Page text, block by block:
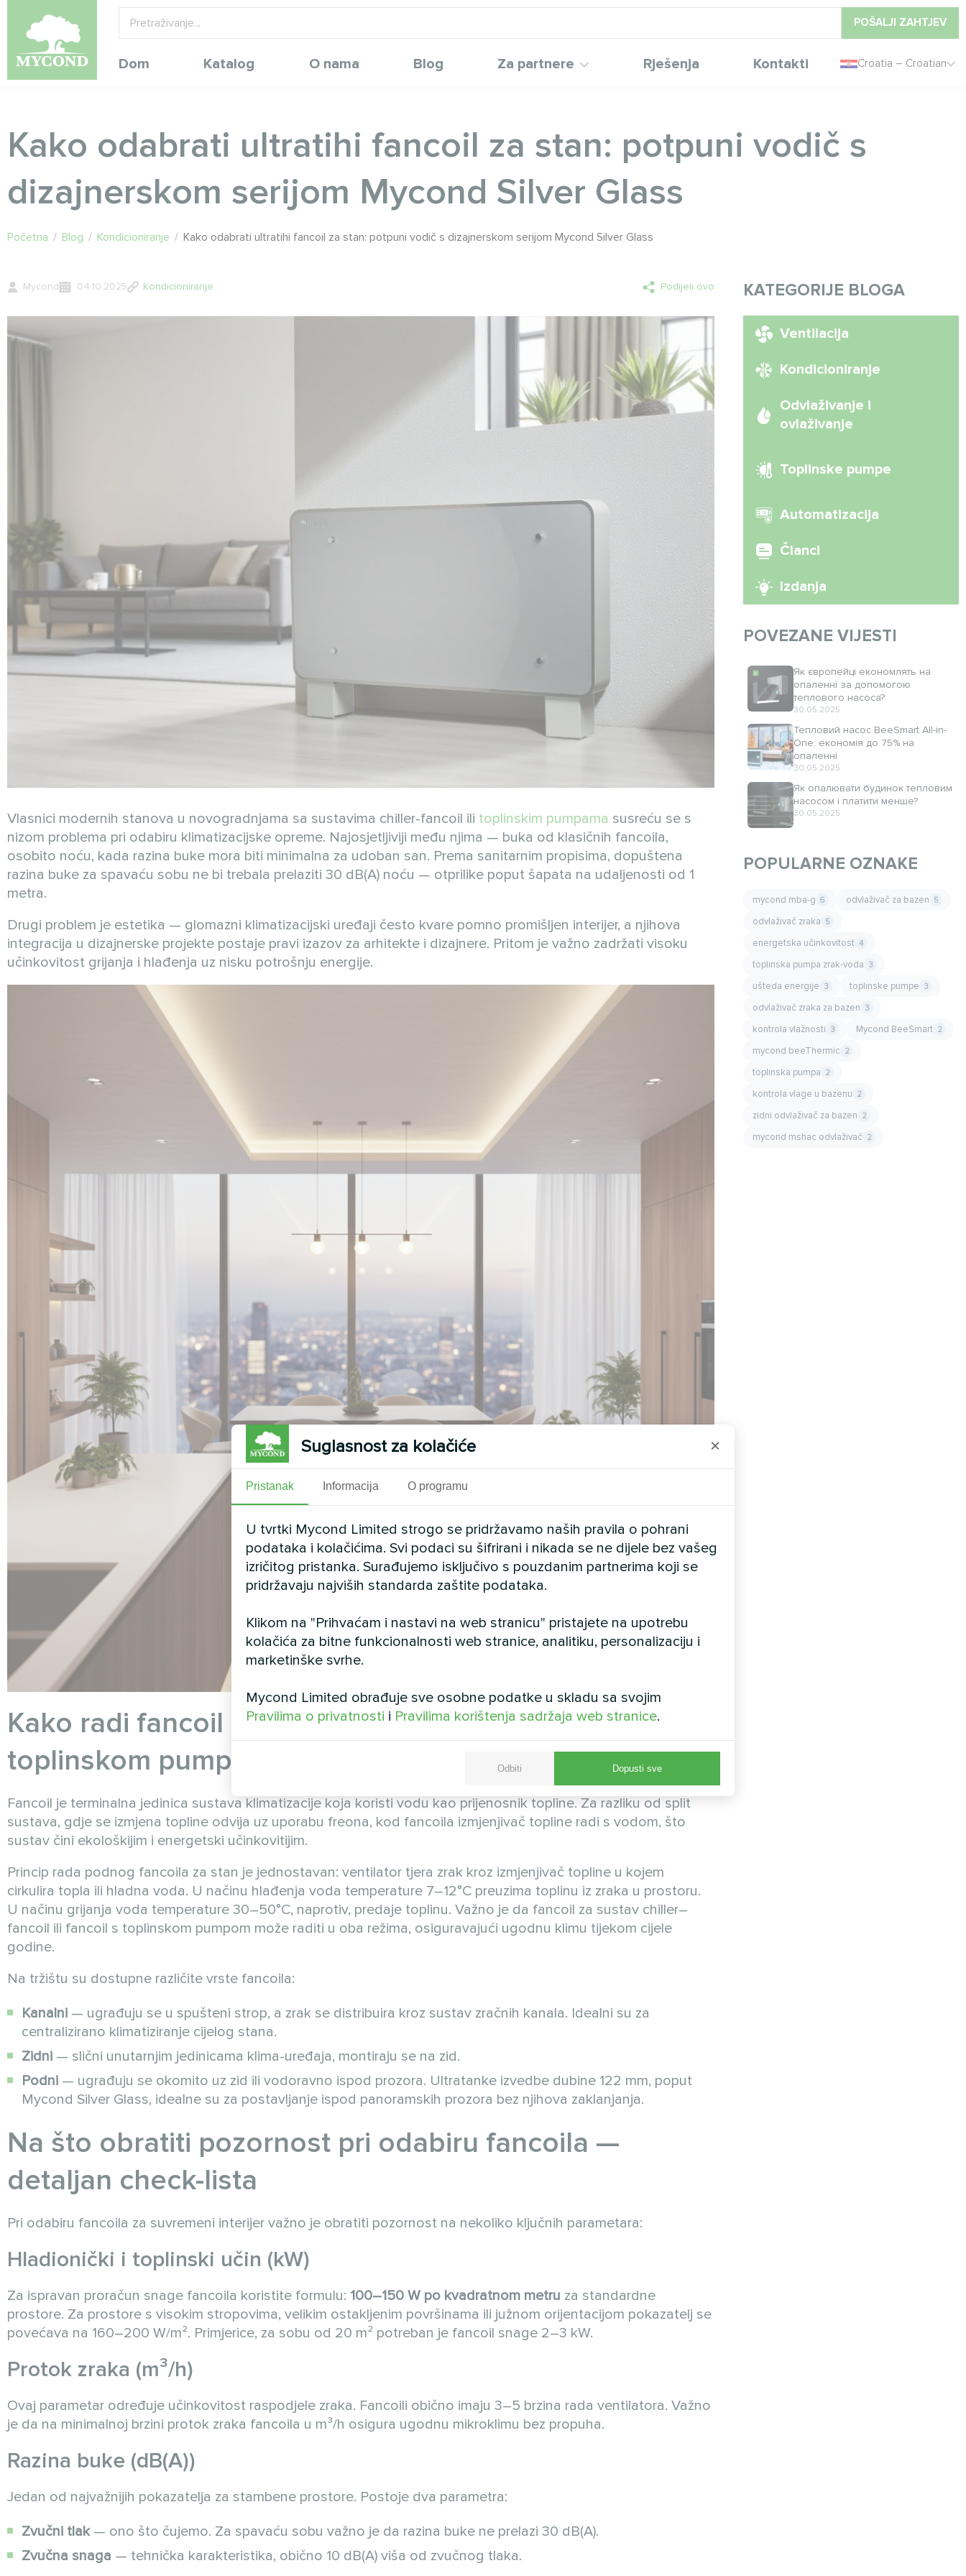
POŠALJI ZAHTJEV
Dom Katalog O nama Blog Za partnere Rješenja Kontakti Croatia – Croatian
Kako odabrati ultratihi fancoil za stan: potpuni vodič s
dizajnerskom serijom Mycond Silver Glass
Početna / Blog / Kondicioniranje / Kako odabrati ultratihi fancoil za stan: potpuni vodič s dizajnerskom serijom Mycond Silver Glass
Mycond 04.10.2025 Kondicioniranje Podijeli ovo
Vlasnici modernih stanova u novogradnjama sa sustavima chiller-fancoil ili toplinskim pumpama susreću se s
nizom problema pri odabiru klimatizacijske opreme. Najosjetljiviji među njima — buka od klasičnih fancoila,
osobito noću, kada razina buke mora biti minimalna za udoban san. Prema sanitarnim propisima, dopuštena
razina buke za spavaću sobu ne bi trebala prelaziti 30 dB(A) noću — otprilike poput šapata na udaljenosti od 1
metra.
Drugi problem je estetika — glomazni klimatizacijski uređaji često kvare pomno promišljen interijer, a njihova
integracija u dizajnerske projekte postaje pravi izazov za arhitekte i dizajnere. Pritom je važno zadržati visoku
učinkovitost grijanja i hlađenja uz nisku potrošnju energije.
Kako radi fancoil u sustavu chiller–fancoil ili s
toplinskom pumpom
Fancoil je terminalna jedinica sustava klimatizacije koja koristi vodu kao prijenosnik topline. Za razliku od split
sustava, gdje se izmjena topline odvija uz uporabu freona, kod fancoila izmjenjivač topline radi s vodom, što
sustav čini ekološkijim i energetski učinkovitijim.
Princip rada podnog fancoila za stan je jednostavan: ventilator tjera zrak kroz izmjenjivač topline u kojem
cirkulira topla ili hladna voda. U načinu hlađenja voda temperature 7–12°C preuzima toplinu iz zraka u prostoru.
U načinu grijanja voda temperature 30–50°C, naprotiv, predaje toplinu. Važno je da fancoil za sustav chiller–
fancoil ili fancoil s toplinskom pumpom može raditi u oba režima, osiguravajući ugodnu klimu tijekom cijele
godine.
Na tržištu su dostupne različite vrste fancoila:
Kanalni — ugrađuju se u spušteni strop, a zrak se distribuira kroz sustav zračnih kanala. Idealni su za
centralizirano klimatiziranje cijelog stana.
Zidni — slični unutarnjim jedinicama klima-uređaja, montiraju se na zid.
Podni — ugrađuju se okomito uz zid ili vodoravno ispod prozora. Ultratanke izvedbe dubine 122 mm, poput
Mycond Silver Glass, idealne su za postavljanje ispod panoramskih prozora bez njihova zaklanjanja.
Na što obratiti pozornost pri odabiru fancoila —
detaljan check-lista
Pri odabiru fancoila za suvremeni interijer važno je obratiti pozornost na nekoliko ključnih parametara:
Hladionički i toplinski učin (kW)
Za ispravan proračun snage fancoila koristite formulu: 100–150 W po kvadratnom metru za standardne
prostore. Za prostore s visokim stropovima, velikim ostakljenim površinama ili južnom orijentacijom pokazatelj se
povećava na 160–200 W/m². Primjerice, za sobu od 20 m² potreban je fancoil snage 2–3 kW.
Protok zraka (m³/h)
Ovaj parametar određuje učinkovitost raspodjele zraka. Fancoili obično imaju 3–5 brzina rada ventilatora. Važno
je da na minimalnoj brzini protok zraka fancoila u m³/h osigura ugodnu mikroklimu bez propuha.
Razina buke (dB(A))
Jedan od najvažnijih pokazatelja za stambene prostore. Postoje dva parametra:
Zvučni tlak— ono što čujemo. Za spavaću sobu važno je da razina buke ne prelazi 30 dB(A).
Zvučna snaga — tehnička karakteristika, obično 10 dB(A) viša od zvučnog tlaka.
KATEGORIJE BLOGA
Ventilacija
Kondicioniranje
Odvlaživanje i
ovlaživanje
Toplinske pumpe
Automatizacija
Članci
Izdanja
POVEZANE VIJESTI
Як європейці економлять на
опаленні за допомогою
теплового насоса?
30.05.2025
Тепловий насос BeeSmart All-in-
One: економія до 75% на
опаленні
30.05.2025
Як опалювати будинок тепловим
насосом і платити менше?
30.05.2025
POPULARNE OZNAKE
mycond mba-g 6 odvlaživač za bazen 5
odvlaživač zraka 5
energetska učinkovitost 4
toplinska pumpa zrak-voda 3
ušteda energije 3 toplinske pumpe 3
odvlaživač zraka za bazen 3
kontrola vlažnosti 3 Mycond BeeSmart 2
mycond beeThermic 2
toplinska pumpa 2
kontrola vlage u bazenu 2
zidni odvlaživač za bazen 2
mycond mshac odvlaživač 2
Suglasnost za kolačiće ×
Pristanak Informacija O programu
U tvrtki Mycond Limited strogo se pridržavamo naših pravila o pohrani
podataka i kolačićima. Svi podaci su šifrirani i nikada se ne dijele bez vašeg
izričitog pristanka. Surađujemo isključivo s pouzdanim partnerima koji se
pridržavaju najviših standarda zaštite podataka.
Klikom na "Prihvaćam i nastavi na web stranicu" pristajete na upotrebu
kolačića za bitne funkcionalnosti web stranice, analitiku, personalizaciju i
marketinške svrhe.
Mycond Limited obrađuje sve osobne podatke u skladu sa svojim
Pravilima o privatnosti i Pravilima korištenja sadržaja web stranice.
Odbiti Dopusti sve